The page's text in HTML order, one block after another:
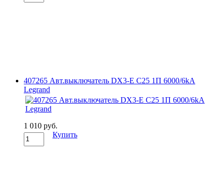
407265 Авт.выключатель DX3-E C25 1П 6000/6kA
Legrand
1 010 руб.
Купить